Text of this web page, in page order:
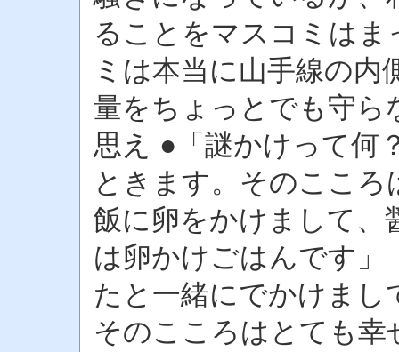
ることをマスコミは
ミは本当に山手線の
量をちょっとでも守ら
思え ●「謎かけって
ときます。そのここ
飯に卵をかけまして、
は卵かけごはんです」
たと一緒にでかけま
そのこころはとても幸